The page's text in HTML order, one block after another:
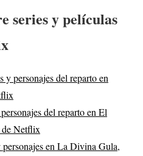
series y películas
y personajes del reparto en
del reparto en El
de Netflix
en La Divina Gula,